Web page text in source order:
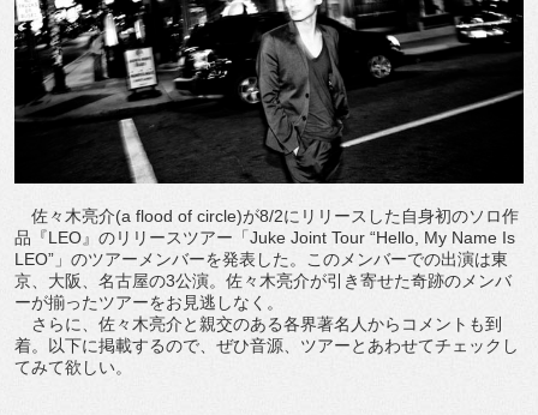
佐々木亮介(a flood of circle)が8/2にリリースした自身初のソロ作
品『LEO』のリリースツアー「Juke Joint Tour “Hello, My Name Is
LEO”」のツアーメンバーを発表した。このメンバーでの出演は東
京、大阪、名古屋の3公演。佐々木亮介が引き寄せた奇跡のメンバ
ーが揃ったツアーをお見逃しなく。
さらに、佐々木亮介と親交のある各界著名人からコメントも到
着。以下に掲載するので、ぜひ音源、ツアーとあわせてチェックし
てみて欲しい。